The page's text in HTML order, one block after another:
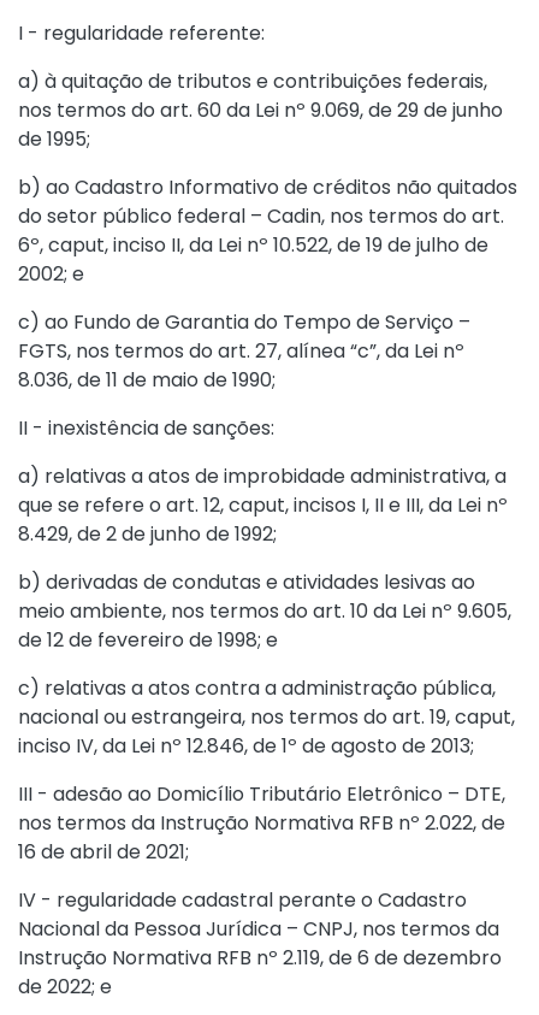
I - regularidade referente:
a) à quitação de tributos e contribuições federais,
nos termos do art. 60 da Lei nº 9.069, de 29 de junho
de 1995;
b) ao Cadastro Informativo de créditos não quitados
do setor público federal – Cadin, nos termos do art.
6º, caput, inciso II, da Lei nº 10.522, de 19 de julho de
2002; e
c) ao Fundo de Garantia do Tempo de Serviço –
FGTS, nos termos do art. 27, alínea “c”, da Lei nº
8.036, de 11 de maio de 1990;
II - inexistência de sanções:
a) relativas a atos de improbidade administrativa, a
que se refere o art. 12, caput, incisos I, II e III, da Lei nº
8.429, de 2 de junho de 1992;
b) derivadas de condutas e atividades lesivas ao
meio ambiente, nos termos do art. 10 da Lei nº 9.605,
de 12 de fevereiro de 1998; e
c) relativas a atos contra a administração pública,
nacional ou estrangeira, nos termos do art. 19, caput,
inciso IV, da Lei nº 12.846, de 1º de agosto de 2013;
III - adesão ao Domicílio Tributário Eletrônico – DTE,
nos termos da Instrução Normativa RFB nº 2.022, de
16 de abril de 2021;
IV - regularidade cadastral perante o Cadastro
Nacional da Pessoa Jurídica – CNPJ, nos termos da
Instrução Normativa RFB nº 2.119, de 6 de dezembro
de 2022; e